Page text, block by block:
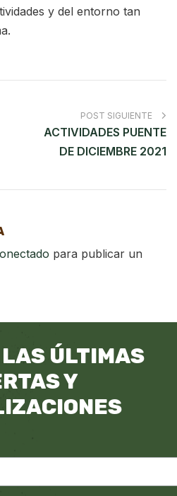
y del entorno tan
POST SIGUIENTE
ACTIVIDADES PUENTE
DE DICIEMBRE 2021
para publicar un
ÚLTIMAS
Y